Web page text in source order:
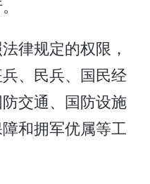
律规定的权限，
、民兵、国民经
交通、国防设施
和拥军优属等工